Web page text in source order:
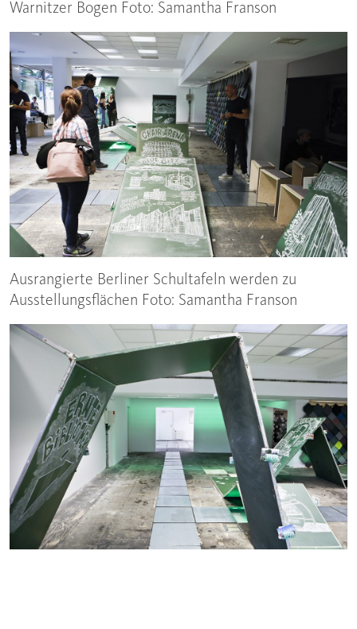
Warnitzer Bogen Foto: Samantha Franson
Ausrangierte Berliner Schultafeln werden zu
Ausstellungsflächen Foto: Samantha Franson